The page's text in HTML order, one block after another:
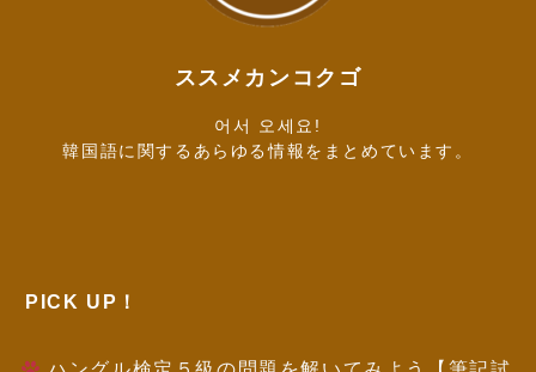
ススメカンコクゴ
어서 오세요!
韓国語に関するあらゆる情報をまとめています。
PICK UP！